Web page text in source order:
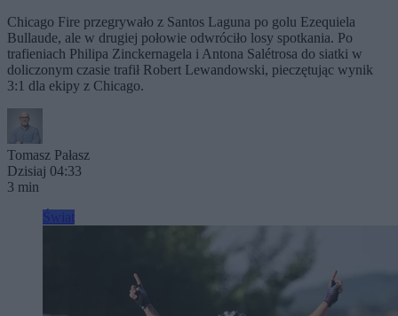
Chicago Fire przegrywało z Santos Laguna po golu Ezequiela
Bullaude, ale w drugiej połowie odwróciło losy spotkania. Po
trafieniach Philipa Zinckernagela i Antona Salétrosa do siatki w
doliczonym czasie trafił Robert Lewandowski, pieczętując wynik
3:1 dla ekipy z Chicago.
Tomasz Pałasz
Dzisiaj 04:33
3 min